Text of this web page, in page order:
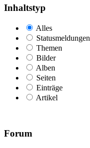
Inhaltstyp
Alles
Statusmeldungen
Themen
Bilder
Alben
Seiten
Einträge
Artikel
Forum